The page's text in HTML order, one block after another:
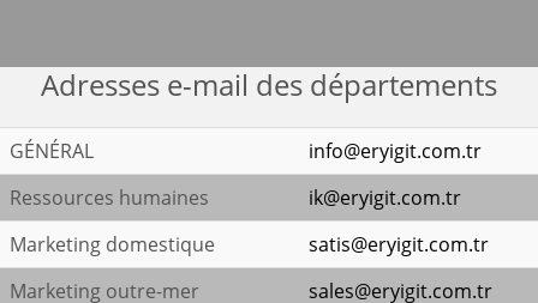
Adresses e-mail des départements
GÉNÉRAL
info@eryigit.com.tr
Ressources humaines
ik@eryigit.com.tr
Marketing domestique
satis@eryigit.com.tr
Marketing outre-mer
sales@eryigit.com.tr